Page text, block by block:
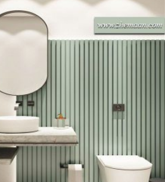
رنگ های پاستلی ؛ رنگ های تابستانی در
بلاگ